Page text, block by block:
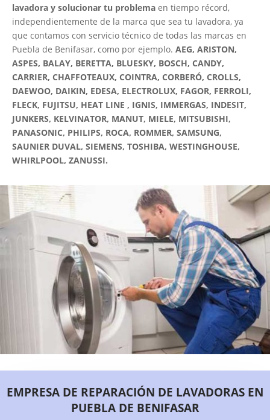
lavadora y solucionar tu problema en tiempo récord,
independientemente de la marca que sea tu lavadora, ya
que contamos con servicio técnico de todas las marcas en
Puebla de Benifasar, como por ejemplo. AEG, ARISTON,
ASPES, BALAY, BERETTA, BLUESKY, BOSCH, CANDY,
CARRIER, CHAFFOTEAUX, COINTRA, CORBERÓ, CROLLS,
DAEWOO, DAIKIN, EDESA, ELECTROLUX, FAGOR, FERROLI,
FLECK, FUJITSU, HEAT LINE , IGNIS, IMMERGAS, INDESIT,
JUNKERS, KELVINATOR, MANUT, MIELE, MITSUBISHI,
PANASONIC, PHILIPS, ROCA, ROMMER, SAMSUNG,
SAUNIER DUVAL, SIEMENS, TOSHIBA, WESTINGHOUSE,
WHIRLPOOL, ZANUSSI.
EMPRESA DE REPARACIÓN DE LAVADORAS EN
PUEBLA DE BENIFASAR